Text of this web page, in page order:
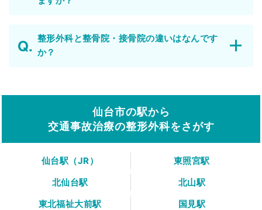
整形外科と整骨院・接骨院の違いはなんです
か？
仙台市の駅から
交通事故治療の整形外科をさがす
仙台駅（JR）
東照宮駅
北仙台駅
北山駅
東北福祉大前駅
国見駅